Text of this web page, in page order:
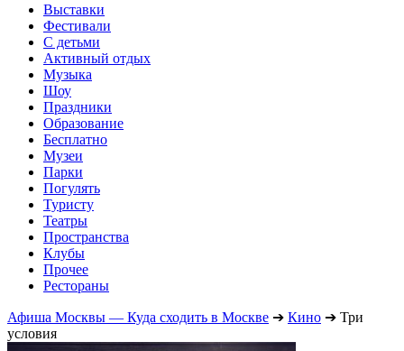
Выставки
Фестивали
С детьми
Активный отдых
Музыка
Шоу
Праздники
Образование
Бесплатно
Музеи
Парки
Погулять
Туристу
Театры
Пространства
Клубы
Прочее
Рестораны
Афиша Москвы — Куда сходить в Москве ➔ Кино ➔ Три
условия